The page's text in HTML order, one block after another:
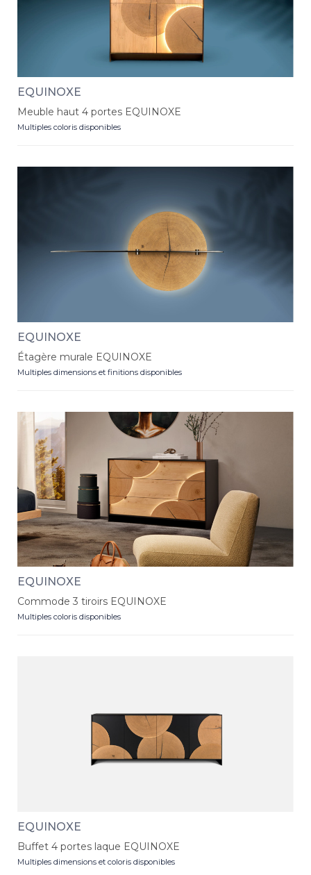
EQUINOXE
Meuble haut 4 portes EQUINOXE
Multiples coloris disponibles
EQUINOXE
Étagère murale EQUINOXE
Multiples dimensions et finitions disponibles
EQUINOXE
Commode 3 tiroirs EQUINOXE
Multiples coloris disponibles
EQUINOXE
Buffet 4 portes laque EQUINOXE
Multiples dimensions et coloris disponibles